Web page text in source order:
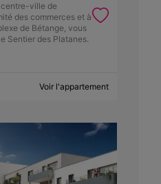
ville de
des commerces et à
de Bétange, vous
Sentier des Platanes.
Voir l'appartement